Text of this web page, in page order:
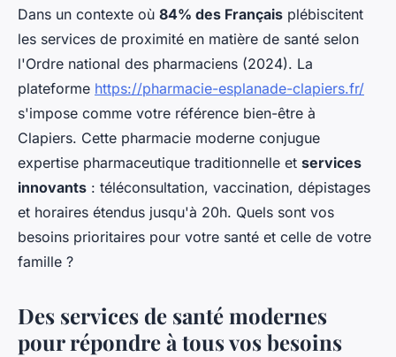
Votre pharmacie de proximité
à Clapiers : expertise et
innovation au service de votre
santé
Gabriel• 30 janvier 2026•7 min de lecture
Dans un contexte où 84% des Français plébiscitent
les services de proximité en matière de santé selon
l'Ordre national des pharmaciens (2024). La
plateforme https://pharmacie-esplanade-clapiers.fr/
s'impose comme votre référence bien-être à
Clapiers. Cette pharmacie moderne conjugue
expertise pharmaceutique traditionnelle et services
innovants : téléconsultation, vaccination, dépistages
et horaires étendus jusqu'à 20h. Quels sont vos
besoins prioritaires pour votre santé et celle de votre
famille ?
Des services de santé modernes
pour répondre à tous vos besoins